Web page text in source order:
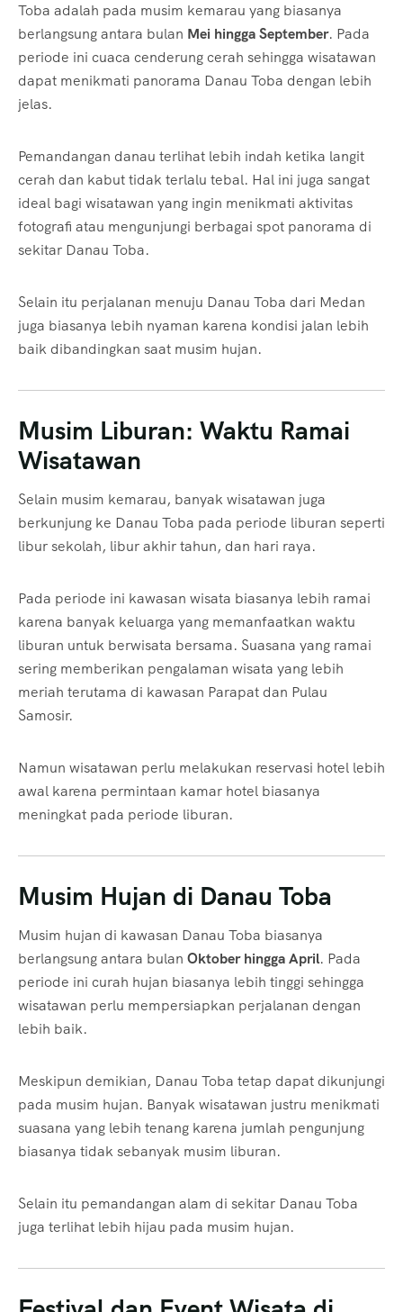
Toba adalah pada musim kemarau yang biasanya
berlangsung antara bulan Mei hingga September. Pada
periode ini cuaca cenderung cerah sehingga wisatawan
dapat menikmati panorama Danau Toba dengan lebih
jelas.
Pemandangan danau terlihat lebih indah ketika langit
cerah dan kabut tidak terlalu tebal. Hal ini juga sangat
ideal bagi wisatawan yang ingin menikmati aktivitas
fotografi atau mengunjungi berbagai spot panorama di
sekitar Danau Toba.
Selain itu perjalanan menuju Danau Toba dari Medan
juga biasanya lebih nyaman karena kondisi jalan lebih
baik dibandingkan saat musim hujan.
Musim Liburan: Waktu Ramai
Wisatawan
Selain musim kemarau, banyak wisatawan juga
berkunjung ke Danau Toba pada periode liburan seperti
libur sekolah, libur akhir tahun, dan hari raya.
Pada periode ini kawasan wisata biasanya lebih ramai
karena banyak keluarga yang memanfaatkan waktu
liburan untuk berwisata bersama. Suasana yang ramai
sering memberikan pengalaman wisata yang lebih
meriah terutama di kawasan Parapat dan Pulau
Samosir.
Namun wisatawan perlu melakukan reservasi hotel lebih
awal karena permintaan kamar hotel biasanya
meningkat pada periode liburan.
Musim Hujan di Danau Toba
Musim hujan di kawasan Danau Toba biasanya
berlangsung antara bulan Oktober hingga April. Pada
periode ini curah hujan biasanya lebih tinggi sehingga
wisatawan perlu mempersiapkan perjalanan dengan
lebih baik.
Meskipun demikian, Danau Toba tetap dapat dikunjungi
pada musim hujan. Banyak wisatawan justru menikmati
suasana yang lebih tenang karena jumlah pengunjung
biasanya tidak sebanyak musim liburan.
Selain itu pemandangan alam di sekitar Danau Toba
juga terlihat lebih hijau pada musim hujan.